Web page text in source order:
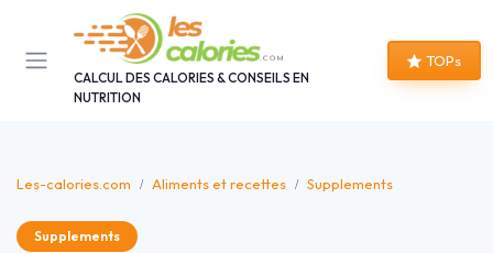
CALCUL DES CALORIES & CONSEILS EN
NUTRITION
TOPs
Les-calories.com Aliments et recettes Supplements
Supplements
Panneau de gestion des cookies